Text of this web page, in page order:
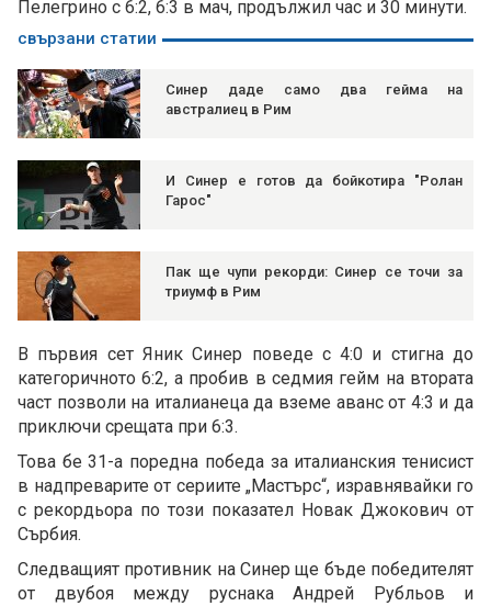
Пелегрино с 6:2, 6:3 в мач, продължил час и 30 минути.
свързани статии
Синер даде само два гейма на
австралиец в Рим
И Синер е готов да бойкотира "Ролан
Гарос"
Пак ще чупи рекорди: Синер се точи за
триумф в Рим
В първия сет Яник Синер поведе с 4:0 и стигна до
категоричното 6:2, а пробив в седмия гейм на втората
част позволи на италианеца да вземе аванс от 4:3 и да
приключи срещата при 6:3.
Това бе 31-а поредна победа за италианския тенисист
в надпреварите от сериите „Мастърс“, изравнявайки го
с рекордьора по този показател Новак Джокович от
Сърбия.
Следващият противник на Синер ще бъде победителят
от двубоя между руснака Андрей Рубльов и